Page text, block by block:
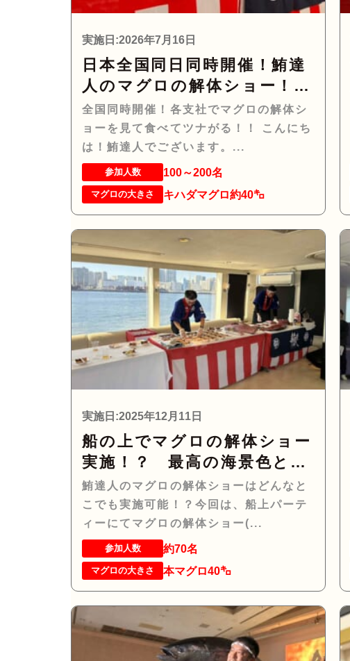
実施日:2026年7月16日
日本全国同日同時開催！鮪達
人のマグロの解体ショー！！
マグロでツナがる♡
全国同時開催！各支社でマグロの解体シ
ョーを見て食べてツナがる！！ こんにち
は！鮪達人でございます。...
参加人数 100～200名
マグロの大きさ キハダマグロ約40㌔
実施日:2025年12月11日
船の上でマグロの解体ショー
実施！？ 最高の海景色とマ
グロのコラボレーショ
ン！！！
鮪達人のマグロの解体ショーはどんなと
こでも実施可能！？今回は、船上パーテ
ィーにてマグロの解体ショー(...
参加人数 約70名
マグロの大きさ 本マグロ40㌔